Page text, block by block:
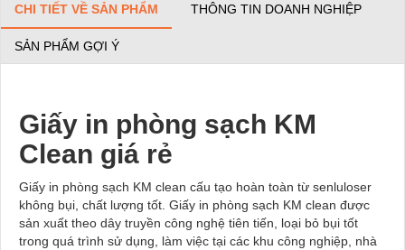
CHI TIẾT VỀ SẢN PHẨM THÔNG TIN DOANH NGHIỆP
SẢN PHẨM GỢI Ý
Giấy in phòng sạch KM
Clean giá rẻ
Giấy in phòng sạch KM clean cấu tạo hoàn toàn từ senluloser
không bụi, chất lượng tốt. Giấy in phòng sạch KM clean được
sản xuất theo dây truyền công nghệ tiên tiến, loại bỏ bụi tốt
trong quá trình sử dụng, làm việc tại các khu công nghiệp, nhà